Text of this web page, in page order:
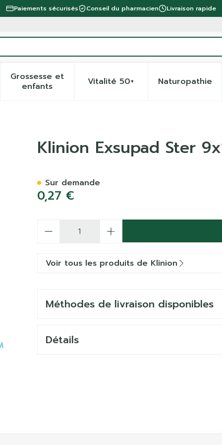
Paiements sécurisés Conseil du pharmacien Livraison rapide
catégorie Beauté, soins et hygiène
sous-menu pour la catégorie Régime, alimentation
Grossesse et
enfants
Afficher le sous-menu pour la catégorie
Vitalité 50+Afficher le sous-menu
Naturopathie
Afficher
S 1 4170000
Klinion Exsupad Ster
0,27 €
Sur demande
Voir tous les produits de Klinion
Méthodes de livraison disponibles
Détails